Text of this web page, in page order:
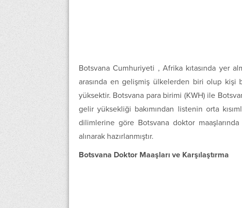
Botsvana Cumhuriyeti , Afrika kıtasında yer
arasında en gelişmiş ülkelerden biri olup kişi
yüksektir. Botsvana para birimi (KWH) ile
gelir yüksekliği bakımından listenin orta
dilimlerine göre Botsvana doktor
alınarak hazırlanmıştır.
Botsvana Doktor Maaşları ve Karşılaştırma